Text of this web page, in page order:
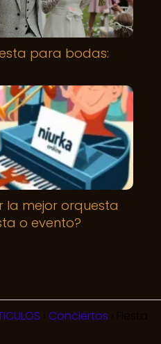
para bodas:
mejor orquesta
o evento?
Conciertos